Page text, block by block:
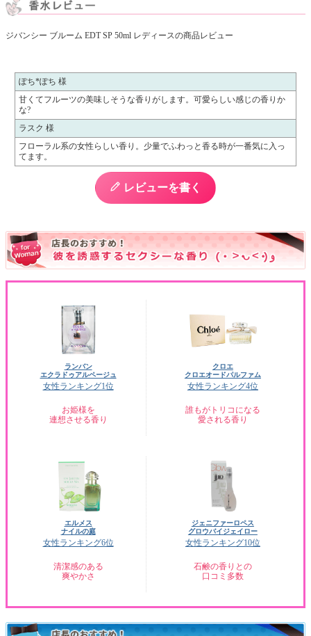
ジバンシー ブルーム EDT SP 50ml レディースの商品レビュー
ぽち*ぽち 様
甘くてフルーツの美味しそうな香りがします。可愛らしい感じの香りか
な?
ラスク 様
フローラル系の女性らしい香り。少量でふわっと香る時が一番気に入っ
てます。
レビューを書く
ランバン
エクラドゥアルページュ
女性ランキング1位
お姫様を
連想させる香り
クロエ
クロエオードパルファム
女性ランキング4位
誰もがトリコになる
愛される香り
エルメス
ナイルの庭
女性ランキング6位
清潔感のある
爽やかさ
ジェニファーロペス
グロウバイジェイロー
女性ランキング10位
石鹸の香りとの
口コミ多数